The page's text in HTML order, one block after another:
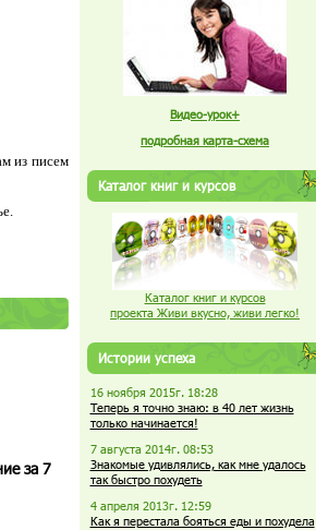
из писем
за 7
Видео-урок+
подробная карта-схема
Каталог книг и курсов
Каталог книг и курсов
проекта Живи вкусно, живи легко!
Истории успеха
16 ноября 2015г. 18:28
Теперь я точно знаю: в 40 лет жизнь
только начинается!
7 августа 2014г. 08:53
Знакомые удивлялись, как мне удалось
так быстро похудеть
4 апреля 2013г. 12:59
Как я перестала бояться еды и похудела